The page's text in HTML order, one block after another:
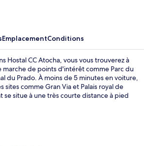
EmplacementConditions
Hostal CC Atocha, vous vous trouverez à
marche de points d'intérêt comme Parc du
du Prado. À moins de 5 minutes en voiture,
sites comme Gran Via et Palais royal de
situe à une très courte distance à pied
à 6 min.